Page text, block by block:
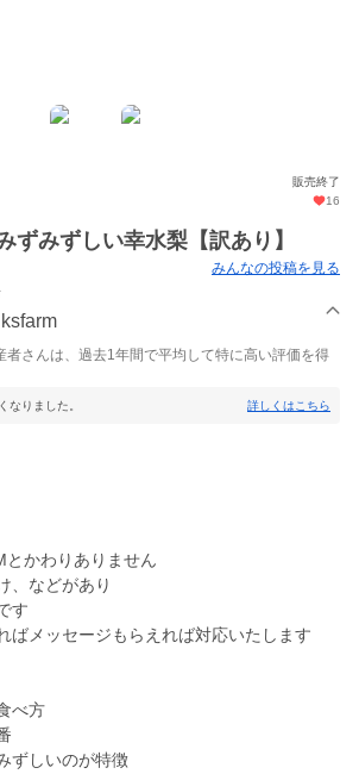
販売終了
16
ずみずしい幸水梨【訳あり】
みんなの投稿を見る
者さんは、過去1年間で平均して特に高い評価を得
なりました。 詳しくはこちら
とかわりありません
、などがあり
す
ばメッセージもらえれば対応いたします
べ方
ずしいのが特徴